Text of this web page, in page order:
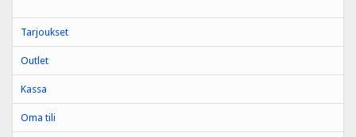
Tarjoukset
Outlet
Kassa
Oma tili